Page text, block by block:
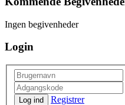
Ingen begivenheder
Login
Log ind
Registrer